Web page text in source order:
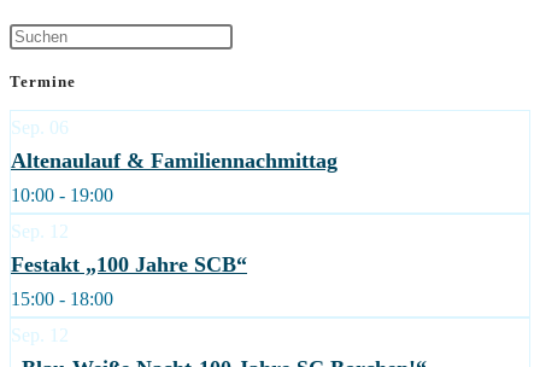
Termine
Sep. 06
Altenaulauf & Familiennachmittag
10:00 - 19:00
Sep. 12
Festakt „100 Jahre SCB“
15:00 - 18:00
Sep. 12